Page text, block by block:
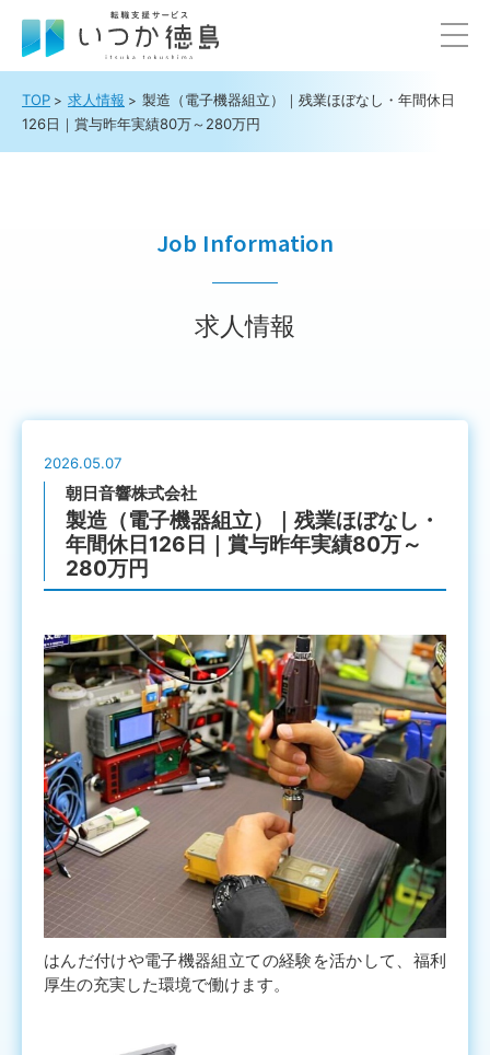
TOP 求人情報
製造（電子機器組立）｜残業ほぼなし・年間休日
126日｜賞与昨年実績80万～280万円
Job Information
求人情報
2026.05.07
朝日音響株式会社
製造（電子機器組立）｜残業ほぼなし・
年間休日126日｜賞与昨年実績80万～
280万円
はんだ付けや電子機器組立ての経験を活かして、福利
厚生の充実した環境で働けます。